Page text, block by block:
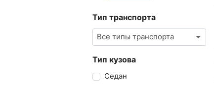
Тип транспорта
Все типы транспорта
Тип кузова
Седан